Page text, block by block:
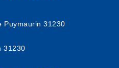
Puymaurin 31230
31230